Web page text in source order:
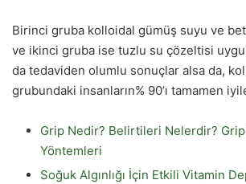
Birinci gruba kolloidal gümüş suyu ve
ve ikinci gruba ise tuzlu su çözeltisi
da tedaviden olumlu sonuçlar alsa da,
grubundaki insanların% 90’ı tamamen
Grip Nedir? Belirtileri Nelerdir?
Yöntemleri
Soğuk Algınlığı İçin Etkili Vitamin